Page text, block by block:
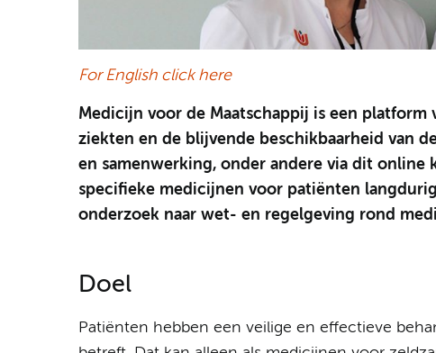
For English click here
Medicijn voor de Maatschappij is een
ziekten en de blijvende beschikbaarheid van
en samenwerking, onder andere via dit
specifieke medicijnen voor patiënten
onderzoek naar wet- en regelgeving rond
Doel
Patiënten hebben een veilige en effectieve